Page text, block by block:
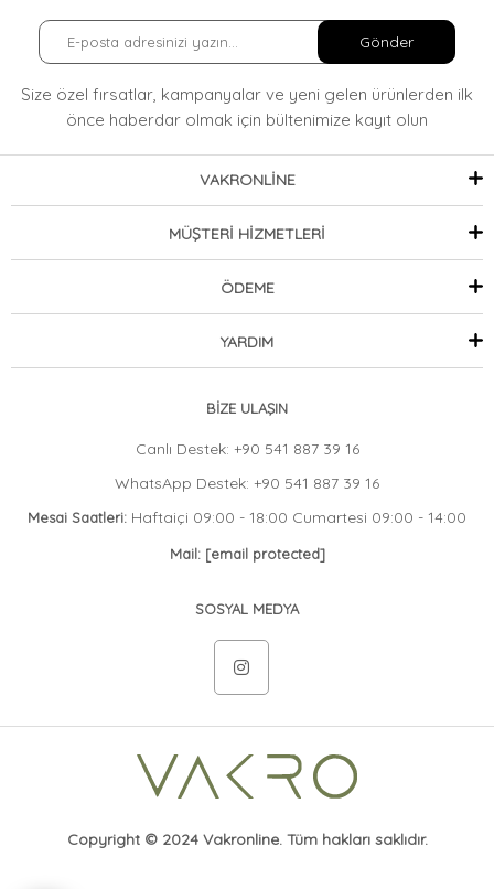
Gönder
Size özel fırsatlar, kampanyalar ve yeni gelen ürünlerden ilk
önce haberdar olmak için bültenimize kayıt olun
VAKRONLİNE
MÜŞTERİ HİZMETLERİ
ÖDEME
YARDIM
BİZE ULAŞIN
Canlı Destek: +90 541 887 39 16
WhatsApp Destek: +90 541 887 39 16
Mesai Saatleri: Haftaiçi 09:00 - 18:00 Cumartesi 09:00 - 14:00
Mail: [email protected]
SOSYAL MEDYA
Copyright © 2024 Vakronline. Tüm hakları saklıdır.